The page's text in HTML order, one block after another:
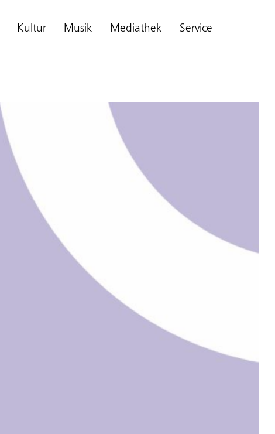
Kultur Musik Mediathek Service